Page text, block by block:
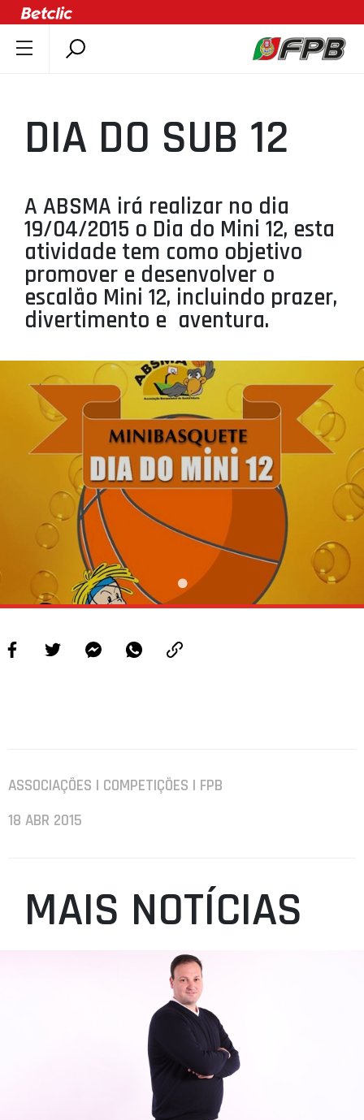
ÚLTIMAS
ASSOCIAÇÕES
CLUBES
AGENTES
AGENDA
SELEÇÕES
MINIBASQUETE
ÁREA TÉCNICA
PROJETOS
LIGA BETCLIC MASCULINA
LIGA BETCLIC FEMININA
DIA DO SUB 12
A ABSMA irá realizar no dia
19/04/2015 o Dia do Mini 12, esta
atividade tem como objetivo
promover e desenvolver o
escalão Mini 12, incluindo prazer,
divertimento e aventura.
ASSOCIAÇÕES | COMPETIÇÕES | FPB
18 ABR 2015
MAIS NOTÍCIAS